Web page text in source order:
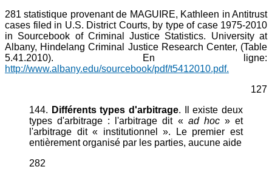
281 statistique provenant de MAGUIRE, Kathleen in Antitrust
cases filed in U.S. District Courts, by type of case 1975-2010
in Sourcebook of Criminal Justice Statistics. University at
Albany, Hindelang Criminal Justice Research Center, (Table
5.41.2010). En ligne:
http://www.albany.edu/sourcebook/pdf/t5412010.pdf.
127
144. Différents types d'arbitrage. Il existe deux
types d'arbitrage : l'arbitrage dit « ad hoc » et
l'arbitrage dit « institutionnel ». Le premier est
entièrement organisé par les parties, aucune aide
282